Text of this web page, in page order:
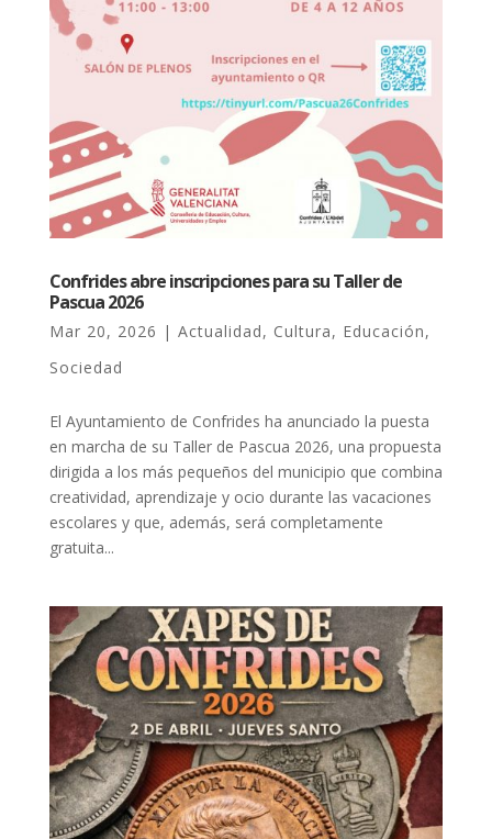
Confrides abre inscripciones para su Taller de
Pascua 2026
Mar 20, 2026 | Actualidad, Cultura, Educación,
Sociedad
El Ayuntamiento de Confrides ha anunciado la puesta
en marcha de su Taller de Pascua 2026, una propuesta
dirigida a los más pequeños del municipio que combina
creatividad, aprendizaje y ocio durante las vacaciones
escolares y que, además, será completamente
gratuita...